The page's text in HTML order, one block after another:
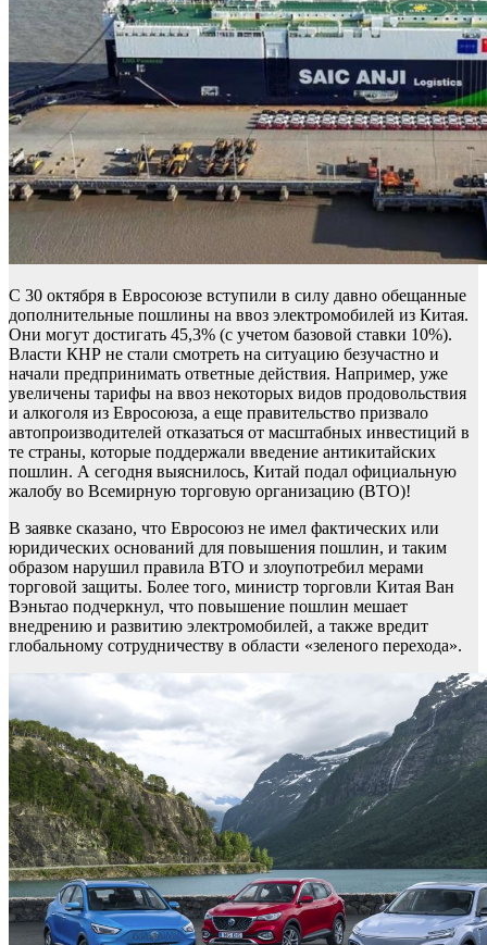
С 30 октября в Евросоюзе вступили в силу давно обещанные
дополнительные пошлины на ввоз электромобилей из Китая.
Они могут достигать 45,3% (с учетом базовой ставки 10%).
Власти КНР не стали смотреть на ситуацию безучастно и
начали предпринимать ответные действия. Например, уже
увеличены тарифы на ввоз некоторых видов продовольствия
и алкоголя из Евросоюза, а еще правительство призвало
автопроизводителей отказаться от масштабных инвестиций в
те страны, которые поддержали введение антикитайских
пошлин. А сегодня выяснилось, Китай подал официальную
жалобу во Всемирную торговую организацию (ВТО)!
В заявке сказано, что Евросоюз не имел фактических или
юридических оснований для повышения пошлин, и таким
образом нарушил правила ВТО и злоупотребил мерами
торговой защиты. Более того, министр торговли Китая Ван
Вэньтао подчеркнул, что повышение пошлин мешает
внедрению и развитию электромобилей, а также вредит
глобальному сотрудничеству в области «зеленого перехода».